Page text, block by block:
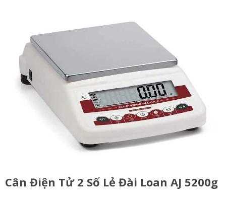
Cân Điện Tử 2 Số Lẻ Đài Loan AJ 5200g